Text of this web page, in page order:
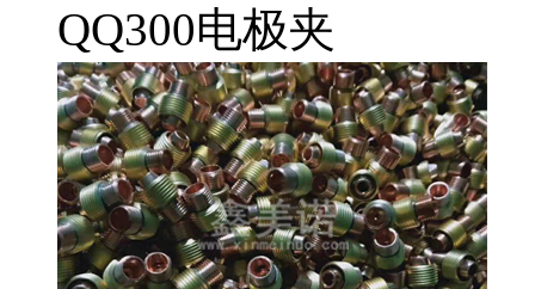
QQ300电极夹